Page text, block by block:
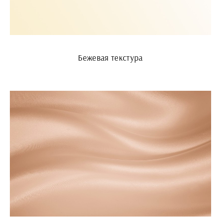
Бежевая текстура